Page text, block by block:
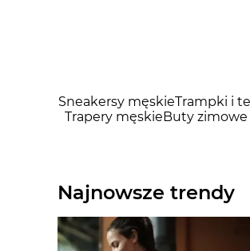
Sneakersy męskieTrampki i
Trapery męskieButy
Najnowsze trendy